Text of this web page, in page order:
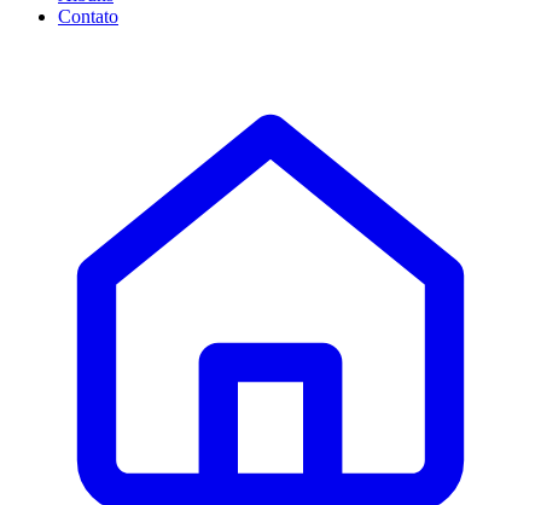
Contato